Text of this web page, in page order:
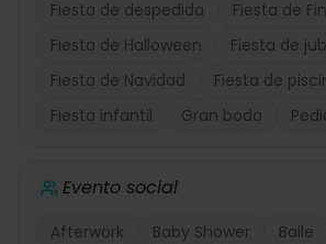
Fiesta de despedida
Fiesta de
Fiesta de Halloween
Fiesta de
Fiesta de Navidad
Fiesta de
Fiesta infantil
Gran boda
Evento social
Afterwork Baby Shower Baile